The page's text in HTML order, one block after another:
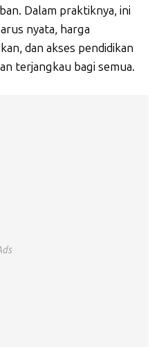
Dalam praktiknya, ini
nyata, harga
dan akses pendidikan
terjangkau bagi semua.